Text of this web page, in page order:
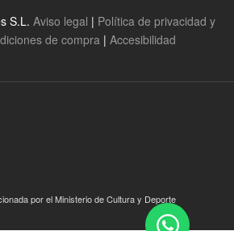
S.L. Aviso legal | Política de privacidad y
de compra | Accesibilidad
por el Ministerio de Cultura y Deporte